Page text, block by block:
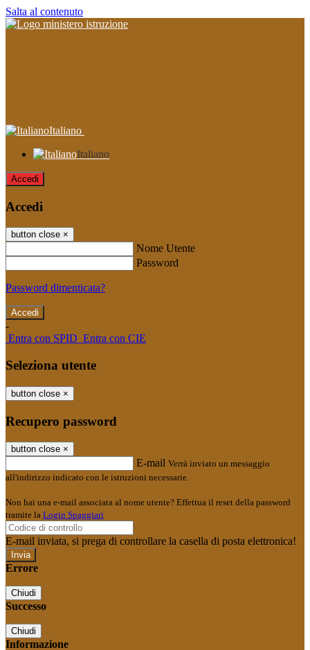
Salta al contenuto
Italiano
Italiano
Accedi
Accedi
button close ×
Nome Utente
Password
Password dimenticata?
-
Entra con SPID Entra con CIE
Seleziona utente
button close ×
Recupero password
button close ×
E-mail Verrà inviato un messaggio
all'indirizzo indicato con le istruzioni necessarie.
Non hai una e-mail associata al nome utente? Effettua il reset della password
tramite la Login Spaggiari
E-mail inviata, si prega di controllare la casella di posta elettronica!
Errore
Chiudi
Successo
Chiudi
Informazione